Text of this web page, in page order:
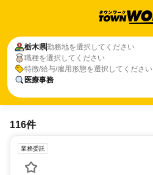
栃木県勤務地を選択してください
職種を選択してください
特徴/給与/雇用形態を選択してください
医療事務
116件
業務委託